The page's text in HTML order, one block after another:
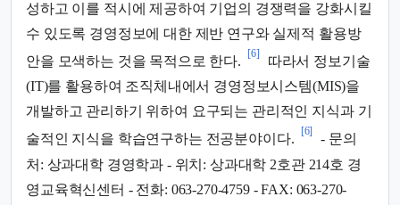
성하고 이를 적시에 제공하여 기업의 경쟁력을 강화시킬
수 있도록 경영정보에 대한 제반 연구와 실제적 활용방
안을 모색하는 것을 목적으로 한다.
[6]
따라서 정보기술
(IT)를 활용하여 조직체내에서 경영정보시스템(MIS)을
개발하고 관리하기 위하여 요구되는 관리적인 지식과 기
술적인 지식을 학습연구하는 전공분야이다.
[6]
- 문의
처: 상과대학 경영학과 - 위치: 상과대학 2호관 214호 경
영교육혁신센터 - 전화: 063-270-4759 - FAX: 063-270-